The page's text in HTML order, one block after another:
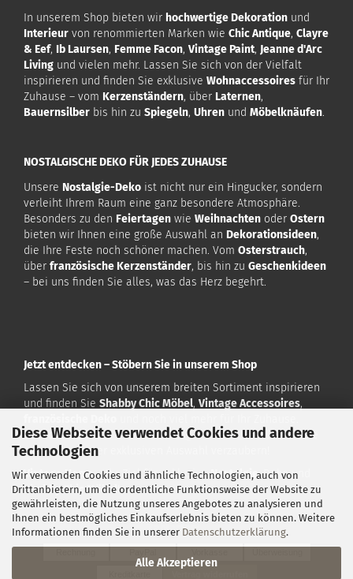
Diese Webseite verwendet Cookies und andere
Technologien
Wir verwenden Cookies und ähnliche Technologien, auch von
Drittanbietern, um die ordentliche Funktionsweise der Website zu
gewährleisten, die Nutzung unseres Angebotes zu analysieren und
Ihnen ein bestmögliches Einkaufserlebnis bieten zu können. Weitere
Informationen finden Sie in unserer Datenschutzerklärung.
Alle Akzeptieren
In unserem Shop bieten wir hochwertige Dekoration und
Interieur von renommierten Marken wie Chic Antique, Clayre
& Eef, Ib Laursen, Femme Facon, Vintage Paint, Jeanne d'Arc
Living und vielen mehr. Lassen Sie sich von der Vielfalt
inspirieren und finden Sie exklusive Wohnaccessoires für Ihr
Zuhause – vom Kerzenständern, über Laternen,
Bauernsilber bis hin zu Spiegeln, Uhren und Möbelknäufen.
NOSTALGISCHE DEKO FÜR JEDES ZUHAUSE
Unsere Nostalgie-Deko ist nicht nur ein Hingucker, sondern
verleiht Ihrem Raum eine ganz besondere Atmosphäre.
Besonders zu den Feiertagen wie Weihnachten oder Ostern
bieten wir Ihnen eine große Auswahl an Dekorationsideen,
die Ihre Feste noch schöner machen. Vom Osterstrauch,
über französische Kerzenständer, bis hin zu Geschenkideen
– bei uns finden Sie alles, was das Herz begehrt.
Jetzt entdecken – Stöbern Sie in unserem Shop
Lassen Sie sich von unserem breiten Sortiment inspirieren
und finden Sie Shabby Chic Möbel, Vintage Accessoires,
Besuchen Sie uns aufwww.vintagehome.de und lassen Sie
sich von unserer exklusiven Auswahl verzaubern!
Vintage Home– Ihr Ziel für exklusiveNostalgie-Deko und
Shabby Chic Möbel!
Zahlarten: